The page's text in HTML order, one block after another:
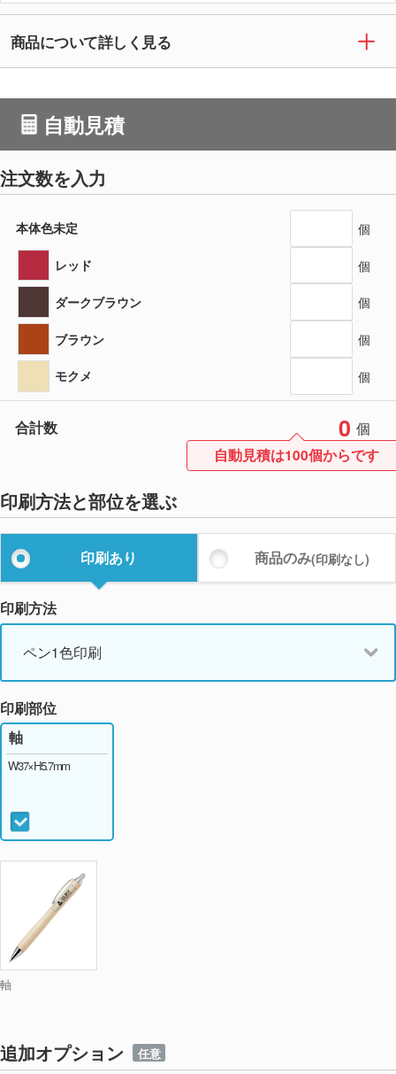
商品について詳しく見る
自動見積
注文数を入力
本体色未定 個
レッド 個
ダークブラウン 個
ブラウン 個
モクメ 個
合計数 0 個
自動見積は100個からです
印刷方法と部位を選ぶ
印刷あり 商品のみ(印刷なし)
印刷方法
ペン1色印刷
印刷部位
軸
軸
W37×H5.7mm
追加オプション 任意